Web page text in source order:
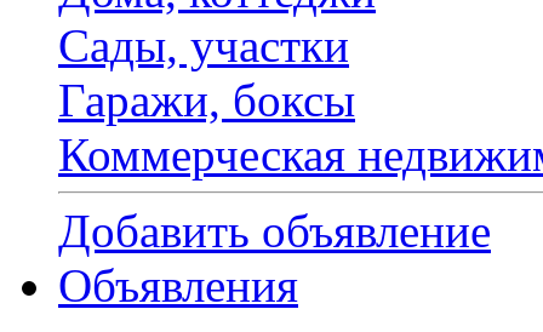
Сады, участки
Гаражи, боксы
Коммерческая
Добавить объявление
Объявления